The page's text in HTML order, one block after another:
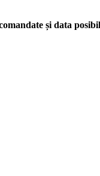
și data